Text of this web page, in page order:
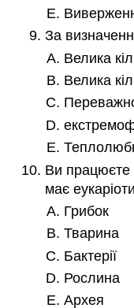
За
Велика
Велика
Ви працюєте
має
Грибок
Тварина
Бактерії
Рослина
Архея